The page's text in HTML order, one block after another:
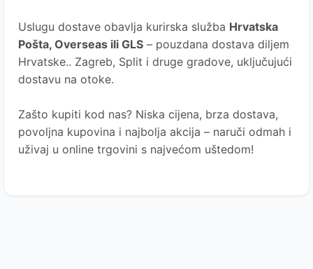
Uslugu dostave obavlja kurirska služba Hrvatska
Pošta, Overseas ili GLS – pouzdana dostava diljem
Hrvatske.. Zagreb, Split i druge gradove, uključujući
dostavu na otoke.
Zašto kupiti kod nas? Niska cijena, brza dostava,
povoljna kupovina i najbolja akcija – naruči odmah i
uživaj u online trgovini s najvećom uštedom!